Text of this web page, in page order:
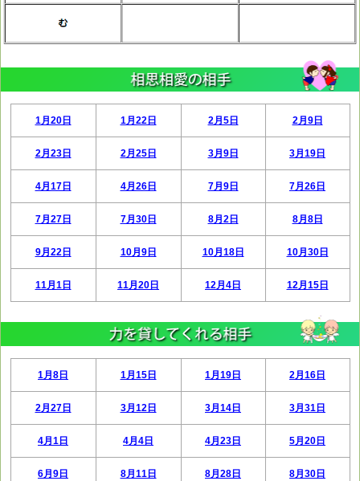
1月20日 1月22日 2月5日 2月9日
2月23日 2月25日 3月9日 3月19日
4月17日 4月26日 7月9日 7月26日
7月27日 7月30日 8月2日 8月8日
9月22日 10月9日 10月18日 10月30日
11月1日 11月20日 12月4日 12月15日
1月8日 1月15日 1月19日 2月16日
2月27日 3月12日 3月14日 3月31日
4月1日 4月4日 4月23日 5月20日
6月9日 8月11日 8月28日 8月30日